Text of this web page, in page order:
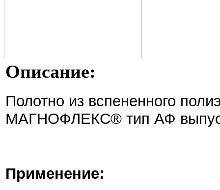
Описание:
Полотно из вспененного
МАГНОФЛЕКС® тип АФ
Применение: